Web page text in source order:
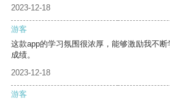
2023-12-18
游客
这款app的学习氛围很浓厚，能够激励我不
成绩。
2023-12-18
游客